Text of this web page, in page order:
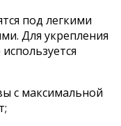
под легкими
Для укрепления
с максимальной